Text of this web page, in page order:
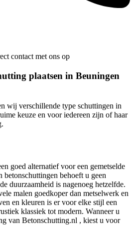
contact met ons op
plaatsen in Beuningen
wij verschillende type schuttingen in
keuze en voor iedereen zijn of haar
goed alternatief voor een gemetselde
betonschuttingen behoeft u geen
duurzaamheid is nagenoeg hetzelfde.
malen goedkoper dan metselwerk en
en kleuren is er voor elke stijl een
klassiek tot modern. Wanneer u
van Betonschutting.nl , kiest u voor